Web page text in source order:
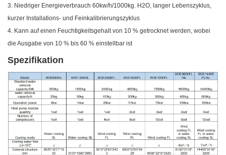
3. Niedriger Energieverbrauch 60kw/h/1000kg. H2O, langer Lebenszyklus,
kurzer Installations- und Feinkalibrierungszyklus
4. Kann auf einen Feuchtigkeitsgehalt von 10 % getrocknet werden, wobei
die Ausgabe von 10 % bis 60 % einstellbar ist
Spezifikation